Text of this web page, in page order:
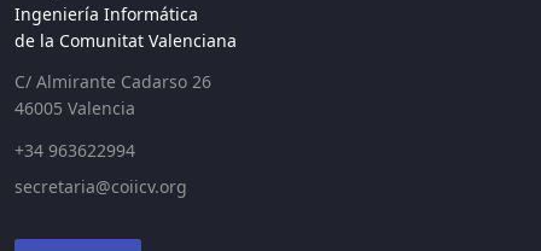
Ingeniería Informática
de la Comunitat Valenciana
C/ Almirante Cadarso 26
46005 Valencia
+34 963622994
secretaria@coiicv.org